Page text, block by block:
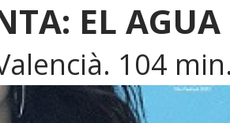
EL AGUA
104